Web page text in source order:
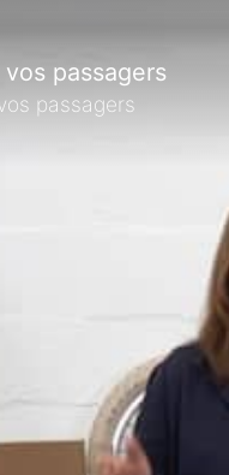
vos passagers
passagers